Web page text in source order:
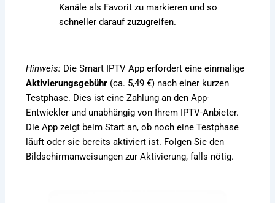
Kanäle als Favorit zu markieren und so
schneller darauf zuzugreifen.
Hinweis: Die Smart IPTV App erfordert eine einmalige
Aktivierungsgebühr (ca. 5,49 €) nach einer kurzen
Testphase. Dies ist eine Zahlung an den App-
Entwickler und unabhängig von Ihrem IPTV-Anbieter.
Die App zeigt beim Start an, ob noch eine Testphase
läuft oder sie bereits aktiviert ist. Folgen Sie den
Bildschirmanweisungen zur Aktivierung, falls nötig.